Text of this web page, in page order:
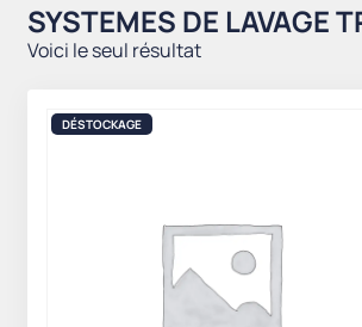
SYSTEMES DE LAVAGE
Voici le seul résultat
DÉSTOCKAGE